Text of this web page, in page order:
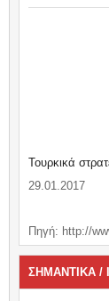
Τουρκικά
29.01.2017
Πηγή: http://
ΣΗΜΑΝΤΙΚΑ /